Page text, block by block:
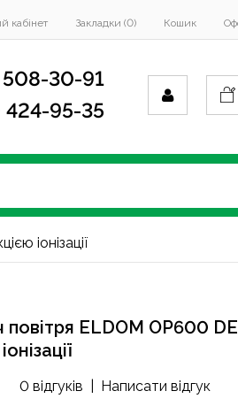
кабінет Закладки (0) Кошик
508-30-91
424-95-35
іонізації
ELDOM OP600
0 відгуків Написати відгук